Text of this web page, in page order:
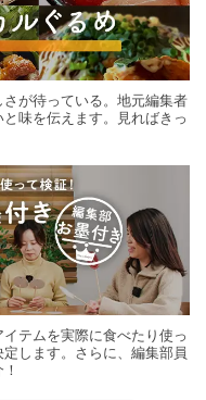
が待っている。地元編集者
味を伝えます。見ればきっ
テムを実際に食べたり使っ
します。さらに、編集部員